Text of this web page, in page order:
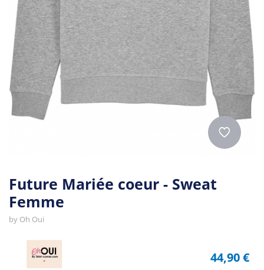
Future Mariée coeur - Sweat
Femme
by Oh Oui
44,90 €